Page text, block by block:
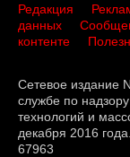
Редакция
данных
контенте
Сетевое издание
службе по
технологий и
декабря 2016
67963